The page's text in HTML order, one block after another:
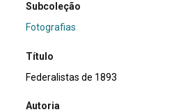
Subcoleção
Fotografias
Título
Federalistas de 1893
Autoria